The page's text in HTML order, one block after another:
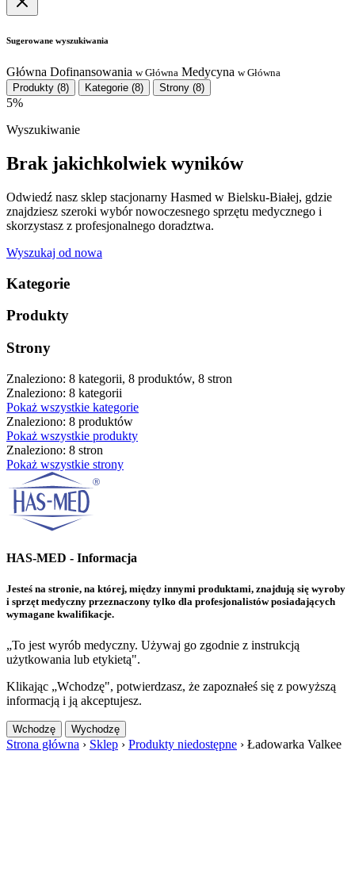
Sugerowane wyszukiwania
Główna Dofinansowania w Główna Medycyna w Główna
Produkty (8) Kategorie (8) Strony (8)
5%
Wyszukiwanie
Brak jakichkolwiek wyników
Odwiedź nasz sklep stacjonarny Hasmed w Bielsku-Białej, gdzie
znajdziesz szeroki wybór nowoczesnego sprzętu medycznego i
skorzystasz z profesjonalnego doradztwa.
Wyszukaj od nowa
Kategorie
Produkty
Strony
Znaleziono: 8 kategorii, 8 produktów, 8 stron
Znaleziono: 8 kategorii
Pokaż wszystkie kategorie
Znaleziono: 8 produktów
Pokaż wszystkie produkty
Znaleziono: 8 stron
Pokaż wszystkie strony
HAS-MED - Informacja
Jesteś na stronie, na której, między innymi produktami, znajdują się wyroby
i sprzęt medyczny przeznaczony tylko dla profesjonalistów posiadających
wymagane kwalifikacje.
„To jest wyrób medyczny. Używaj go zgodnie z instrukcją
użytkowania lub etykietą".
Klikając „Wchodzę", potwierdzasz, że zapoznałeś się z powyższą
informacją i ją akceptujesz.
Wchodzę Wychodzę
Strona główna › Sklep › Produkty niedostępne › Ładowarka Valkee